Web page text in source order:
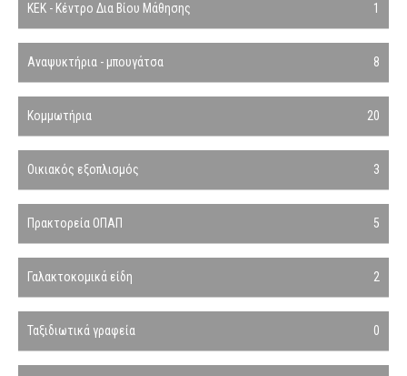
ΚΕΚ - Κέντρο Δια Βίου Μάθησης 1
Αναψυκτήρια - μπουγάτσα 8
Κομμωτήρια 20
Οικιακός εξοπλισμός 3
Πρακτορεία ΟΠΑΠ 5
Γαλακτοκομικά είδη 2
Ταξιδιωτικά γραφεία 0